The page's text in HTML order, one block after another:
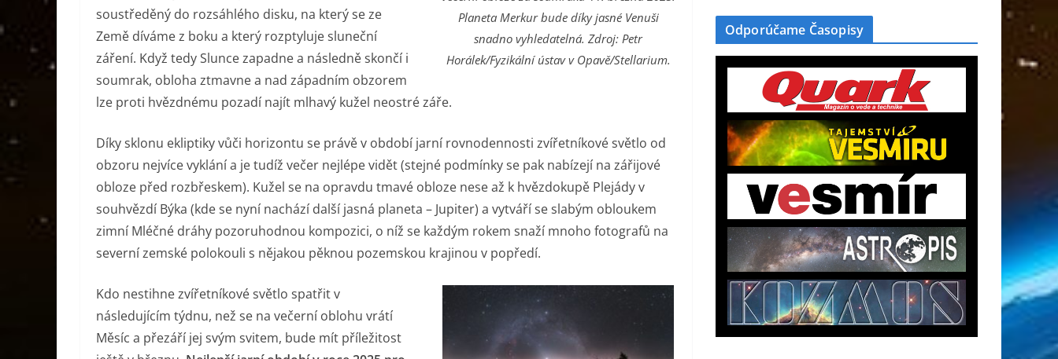
Planeta Merkur bude díky jasné Venuši
snadno vyhledatelná. Zdroj: Petr
Horálek/Fyzikální ústav v Opavě/Stellarium.
soustředěný do rozsáhlého disku, na který se ze
Země díváme z boku a který rozptyluje sluneční
záření. Když tedy Slunce zapadne a následně skončí i
soumrak, obloha ztmavne a nad západním obzorem
lze proti hvězdnému pozadí najít mlhavý kužel neostré záře.
Díky sklonu ekliptiky vůči horizontu se právě v období jarní rovnodennosti zvířetníkové světlo od
obzoru nejvíce vyklání a je tudíž večer nejlépe vidět (stejné podmínky se pak nabízejí na zářijové
obloze před rozbřeskem). Kužel se na opravdu tmavé obloze nese až k hvězdokupě Plejády v
souhvězdí Býka (kde se nyní nachází další jasná planeta – Jupiter) a vytváří se slabým obloukem
zimní Mléčné dráhy pozoruhodnou kompozici, o níž se každým rokem snaží mnoho fotografů na
severní zemské polokouli s nějakou pěknou pozemskou krajinou v popředí.
Kdo nestihne zvířetníkové světlo spatřit v
následujícím týdnu, než se na večerní oblohu vrátí
Měsíc a přezáří jej svým svitem, bude mít příležitost
Odporúčame Časopisy